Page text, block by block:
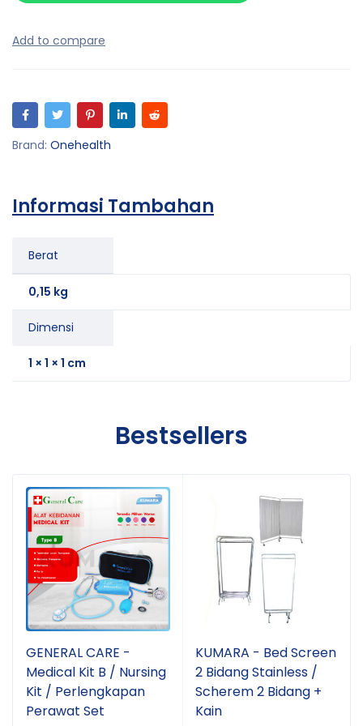
Brand: Onehealth
Informasi Tambahan
Berat
0,15 kg
Dimensi
1 × 1 × 1 cm
Bestsellers
GENERAL CARE -
Medical Kit B / Nursing
Kit / Perlengkapan
Perawat Set
KUMARA - Bed Screen
2 Bidang Stainless /
Scherem 2 Bidang +
Kain